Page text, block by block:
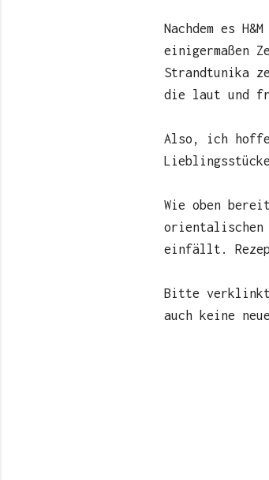
Nachdem es
einigermaßen
Strandtunika
die laut und
Also, ich
Wie oben
orientalischen
einfällt.
Bitte verklinkt
auch keine